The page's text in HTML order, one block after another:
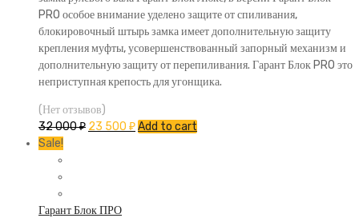
PRO особое внимание уделено защите от спиливания,
блокировочный штырь замка имеет дополнительную защиту
крепления муфты, усовершенствованный запорный механизм и
дополнительную защиту от перепиливания. Гарант Блок PRO это
неприступная крепость для угонщика.
(Нет отзывов)
32 000₽ 23 500 ₽Add to cart
Sale!
Гарант Блок ПРО